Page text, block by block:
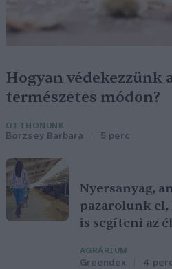
Hogyan védekezzünk
természetes módon?
OTTHONUNK
Börzsey Barbara 5 perc
Nyersanyag,
pazarolunk
is segíteni az
AGRÁRIUM
Greendex 4